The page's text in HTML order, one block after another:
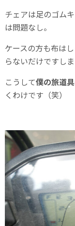
チェアは足のゴム
は問題なし。
ケースの方も布は
らないだけですし
こうして僕の旅道
くわけです（笑）